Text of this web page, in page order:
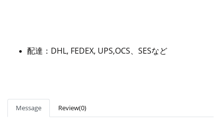
配達：DHL, FEDEX, UPS,OCS、SESなど
Message Review(0)